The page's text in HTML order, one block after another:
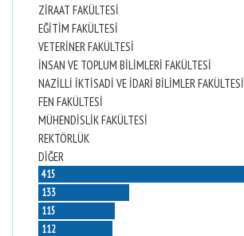
ZİRAAT FAKÜLTESİ
EĞİTİM FAKÜLTESİ
VETERİNER FAKÜLTESİ
İNSAN VE TOPLUM BİLİMLERİ FAKÜLTESİ
NAZİLLİ İKTİSADİ VE İDARİ BİLİMLER FAKÜLTESİ
FEN FAKÜLTESİ
MÜHENDİSLİK FAKÜLTESİ
REKTÖRLÜK
DİĞER
415
133
115
112